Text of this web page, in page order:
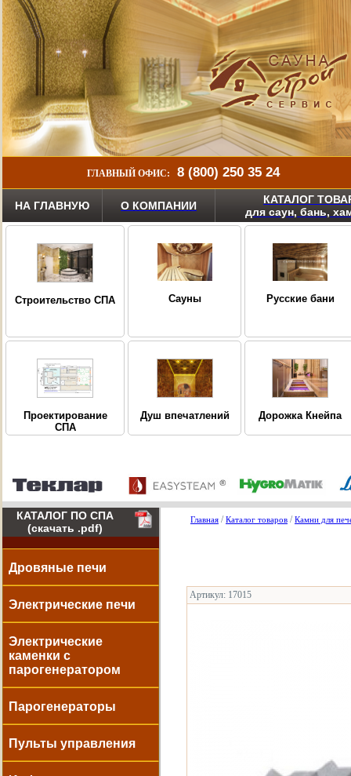
ГЛАВНЫЙ ОФИС: 8 (800) 250 35 24
НА ГЛАВНУЮ О КОМПАНИИ
КАТАЛОГ
для саун, бань,
Строительство СПА Сауны Русские бани
Проектирование
СПА
Душ впечатлений Дорожка Кнейпа
КАТАЛОГ ПО СПА
(скачать .pdf)
Дровяные печи
Электрические печи
Электрические
каменки с
парогенератором
Парогенераторы
Пульты управления
Главная /Каталог товаров /Камни для
Артикул: 17015